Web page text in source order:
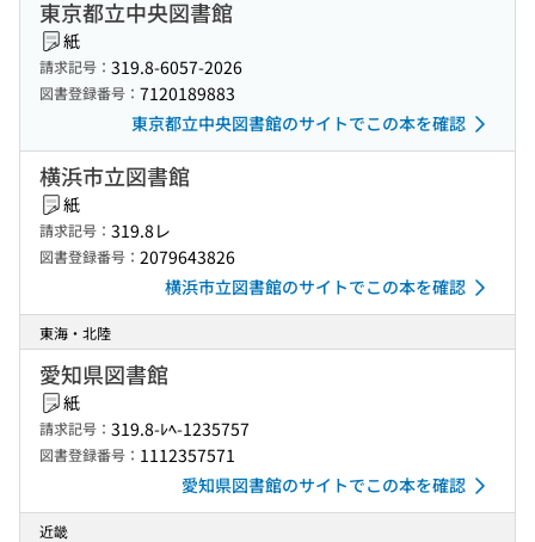
東京都立中央図書館
紙
請求記号： 319.8-6057-2026
図書登録番号： 7120189883
東京都立中央図書館のサイトでこの本を確認
横浜市立図書館
紙
請求記号： 319.8レ
図書登録番号： 2079643826
横浜市立図書館のサイトでこの本を確認
東海・北陸
愛知県図書館
紙
請求記号： 319.8-ﾚﾍ-1235757
図書登録番号： 1112357571
愛知県図書館のサイトでこの本を確認
近畿